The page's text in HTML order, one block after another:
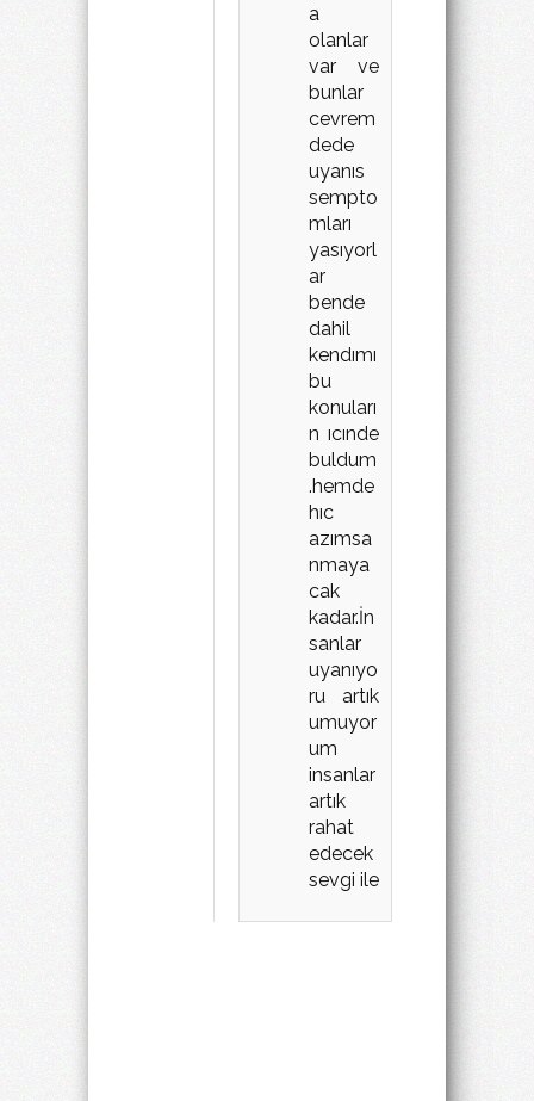
a
olanlar
var ve
bunlar
cevrem
dede
uyanıs
sempto
mları
yasıyorl
ar
bende
dahil
kendımı
bu
konuları
n ıcınde
buldum
.hemde
hıc
azımsa
nmaya
cak
kadar.İn
sanlar
uyanıyo
ru artık
umuyor
um
insanlar
artık
rahat
edecek
sevgi ile